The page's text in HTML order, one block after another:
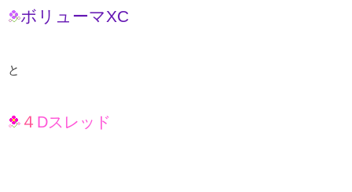
ボリューマXC
と
４ Dスレッド